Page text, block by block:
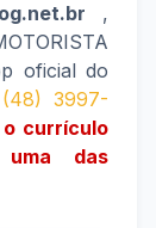
,
oficial do
(48) 3997-
o currículo
das